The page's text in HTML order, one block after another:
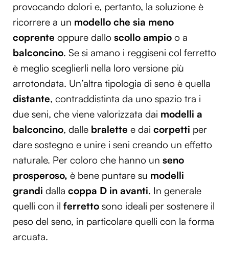
provocando dolori e, pertanto, la soluzione è
ricorrere a un modello che sia meno
coprente oppure dallo scollo ampio o a
balconcino. Se si amano i reggiseni col ferretto
è meglio sceglierli nella loro versione più
arrotondata. Un’altra tipologia di seno è quella
distante, contraddistinta da uno spazio tra i
due seni, che viene valorizzata dai modelli a
balconcino, dalle bralette e dai corpetti per
dare sostegno e unire i seni creando un effetto
naturale. Per coloro che hanno un seno
prosperoso, è bene puntare su modelli
grandi dalla coppa D in avanti. In generale
quelli con il ferretto sono ideali per sostenere il
peso del seno, in particolare quelli con la forma
arcuata.